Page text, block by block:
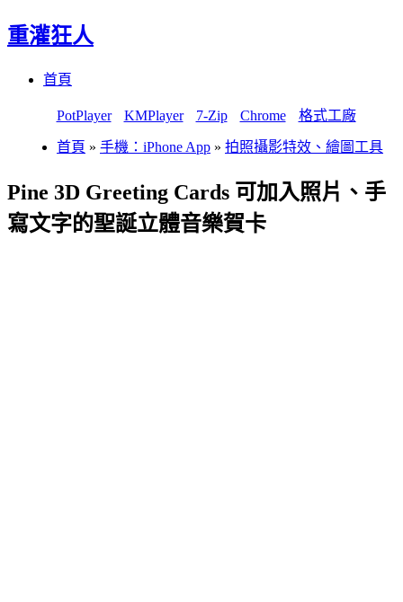
重灌狂人
首頁
PotPlayer KMPlayer 7-Zip Chrome 格式工廠
首頁 » 手機：iPhone App » 拍照攝影特效、繪圖工具
Pine 3D Greeting Cards 可加入照片、手
寫文字的聖誕立體音樂賀卡